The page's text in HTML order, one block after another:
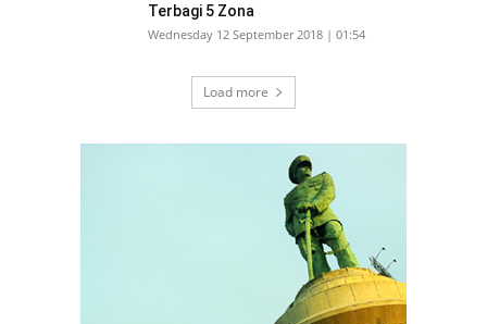
Terbagi 5 Zona
Wednesday 12 September 2018 | 01:54
Load more